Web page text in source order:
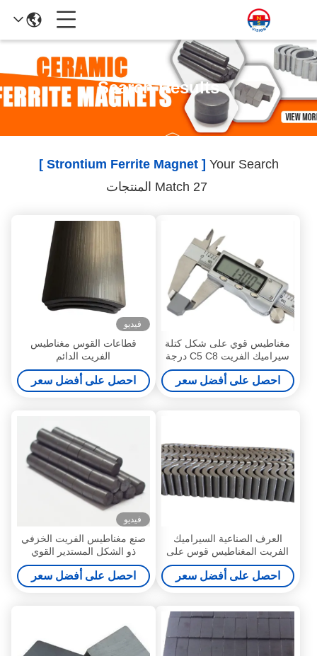
Search Results
Your Search
[ Strontium Ferrite Magnet ]
مغناطيس قوي على شكل كتلة
سيراميك الفريت C5 C8 درجة
للاستخدام الصناعي
احصل على أفضل سعر
فيديو
قطاعات القوس مغناطيس
الفريت الدائم
52.12X50.18X7.27mm
للمحركات الصناعية عالية المتانة
احصل على أفضل سعر
العرف الصناعية السيراميك
الفريت المغناطيس قوس على
شكل Y25 Y30 Y30BH Y35
الصف
احصل على أفضل سعر
فيديو
صنع مغناطيس الفريت الخزفي
ذو الشكل المستدير القوي
المخصص C8 ، D18 x 3mm
احصل على أفضل سعر